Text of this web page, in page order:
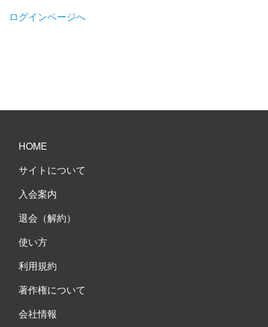
ログインページへ
HOME
サイトについて
入会案内
退会（解約）
使い方
利用規約
著作権について
会社情報